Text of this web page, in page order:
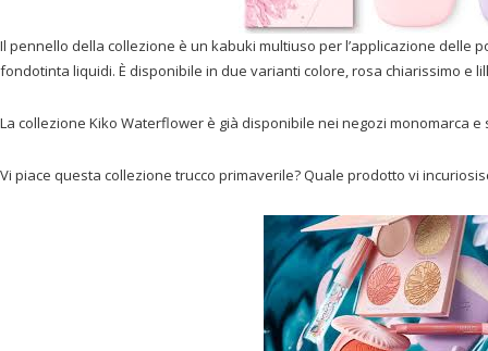
Il pennello della collezione è un kabuki multiuso per l’applicazione delle
fondotinta liquidi. È disponibile in due varianti colore, rosa chiarissimo e
La collezione Kiko Waterflower è già disponibile nei negozi monomarca e
Vi piace questa collezione trucco primaverile? Quale prodotto vi